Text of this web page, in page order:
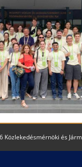
Közlekedésmérnöki és